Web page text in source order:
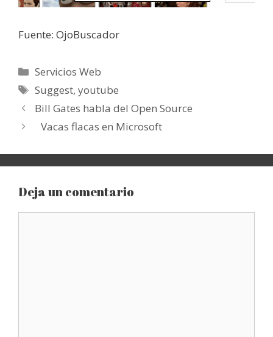
Fuente: OjoBuscador
Categorías
Servicios Web
Etiquetas
Suggest,youtube
Bill Gates habla del Open Source
Vacas flacas en Microsoft
Deja un comentario